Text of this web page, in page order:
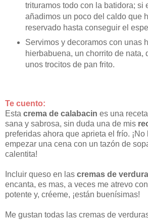
trituramos todo con la batidora; si
añadimos un poco del caldo que
reservado hasta conseguir el
Servimos y decoramos con unas
hierbabuena, un chorrito de nata,
unos trocitos de pan frito.
Te cuento:
Esta crema de calabacin es una
sana y sabrosa, sin duda una de mis
preferidas ahora que aprieta el frío.
empezar una cena con un tazón de
calentita!
Incluir queso en las cremas de
encanta, es mas, a veces me atrevo
potente y, créeme, ¡están buenísimas!
Me gustan todas las cremas de